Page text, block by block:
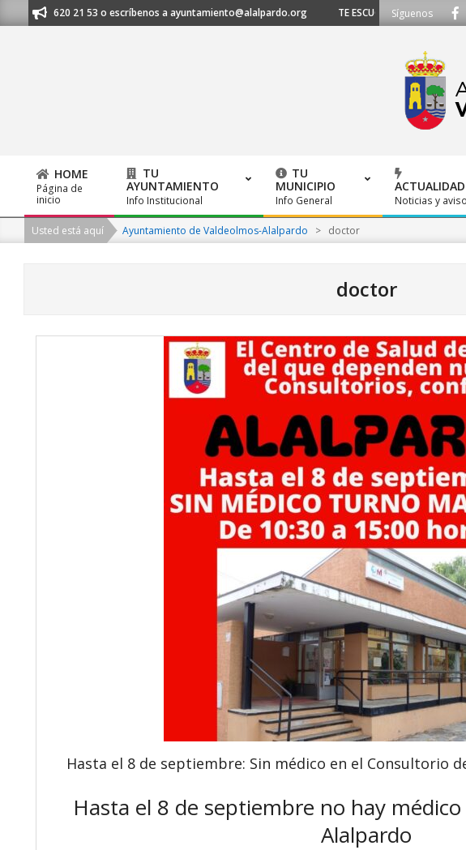
to
91 620 21 53 o escríbenos a ayuntamiento@alalpardo.org TE ESCUCHAMOS - Llámanos al
Síguenos
Primary
Navigation
Menu
HOME
Página de
inicio
TU
AYUNTAMIENTO
Info Institucional
TU
MUNICIPIO
Info General
ACTUALIDAD
Noticias y
Usted está aquí Ayuntamiento de Valdeolmos-Alalpardo > doctor
doctor
Hasta el 8 de septiembre: Sin médico en el Consultorio
Hasta el 8 de septiembre no hay
Alalpardo